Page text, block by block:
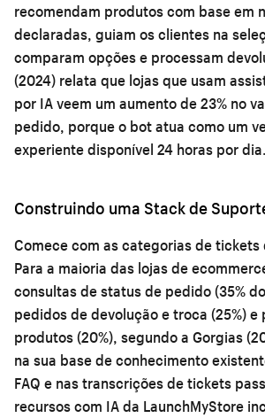
recomendam produtos com base em
declaradas, guiam os clientes na
comparam opções e processam
(2024) relata que lojas que usam
por IA veem um aumento de 23% no
pedido, porque o bot atua como um
experiente disponível 24 horas por dia.
Construindo uma Stack de
Comece com as categorias de tickets
Para a maioria das lojas de
consultas de status de pedido (35%
pedidos de devolução e troca (25%)
produtos (20%), segundo a Gorgias
na sua base de conhecimento
FAQ e nas transcrições de tickets
recursos com IA da LaunchMyStore